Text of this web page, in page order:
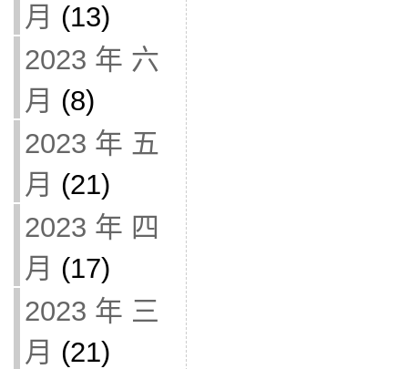
月 (13)
2023 年 六
月 (8)
2023 年 五
月 (21)
2023 年 四
月 (17)
2023 年 三
月 (21)